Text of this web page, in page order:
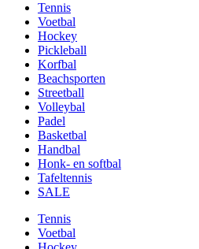
Tennis
Voetbal
Hockey
Pickleball
Korfbal
Beachsporten
Streetball
Volleybal
Padel
Basketbal
Handbal
Honk- en softbal
Tafeltennis
SALE
Tennis
Voetbal